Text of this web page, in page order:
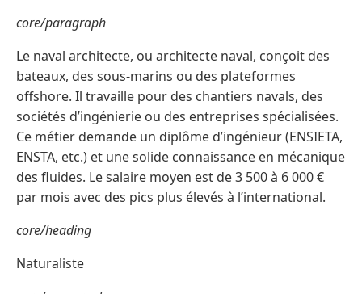
core/paragraph
Le naval architecte, ou architecte naval, conçoit des
bateaux, des sous-marins ou des plateformes
offshore. Il travaille pour des chantiers navals, des
sociétés d’ingénierie ou des entreprises spécialisées.
Ce métier demande un diplôme d’ingénieur (ENSIETA,
ENSTA, etc.) et une solide connaissance en mécanique
des fluides. Le salaire moyen est de 3 500 à 6 000 €
par mois avec des pics plus élevés à l’international.
core/heading
Naturaliste